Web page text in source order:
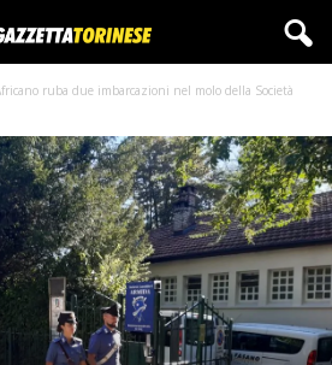
ruba due imbarcazioni nel molo della Società